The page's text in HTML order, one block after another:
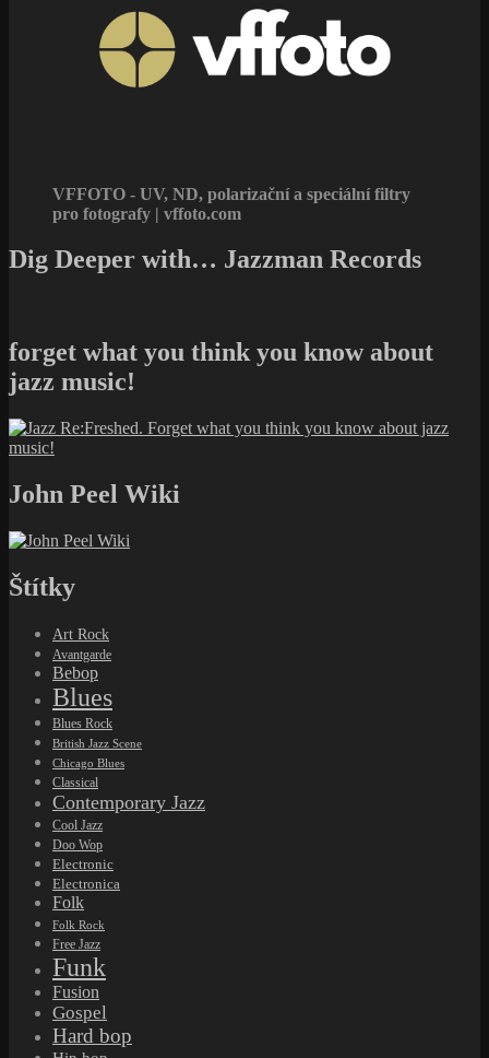
VFFOTO - UV, ND, polarizační a speciální filtry
pro fotografy | vffoto.com
Dig Deeper with… Jazzman Records
forget what you think you know about
jazz music!
John Peel Wiki
Štítky
Art Rock
Avantgarde
Bebop
Blues
Blues Rock
British Jazz Scene
Chicago Blues
Classical
Contemporary Jazz
Cool Jazz
Doo Wop
Electronic
Electronica
Folk
Folk Rock
Free Jazz
Funk
Fusion
Gospel
Hard bop